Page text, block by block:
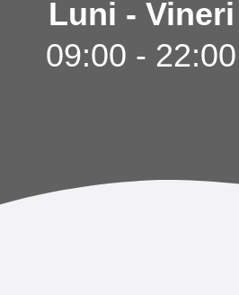
Luni - Vineri
09:00 - 22:00